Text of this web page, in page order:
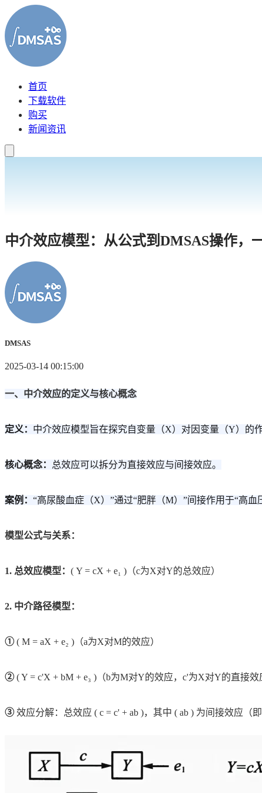
首页
下载软件
购买
新闻资讯
中介效应模型：从公式到DMSAS操作，
DMSAS
2025-03-14 00:15:00
一、中介效应的定义与核心概念
定义： 中介效应模型旨在探究自变量（X）对因变量（Y）的
核心概念： 总效应可以拆分为直接效应与间接效应。
案例： “高尿酸血症（X）”通过“肥胖（M）”间接作用于“高
模型公式与关系：
1. 总效应模型： ( Y = cX + e₁ )（c为X对Y的总效应）
2. 中介路径模型：
① ( M = aX + e₂ )（a为X对M的效应）
② ( Y = c'X + bM + e₃ )（b为M对Y的效应，c'为X对Y的直接效
③ 效应分解：总效应 ( c = c' + ab )，其中 ( ab ) 为间接效应（